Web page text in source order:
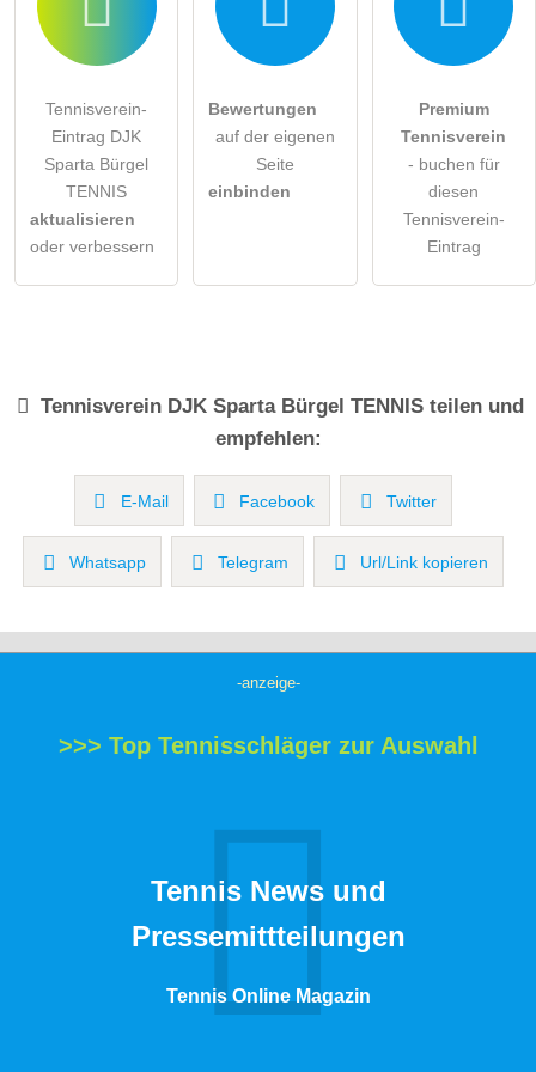
Tennisverein-
Eintrag DJK
Sparta Bürgel
TENNIS
aktualisieren
oder verbessern
Bewertungen
auf der eigenen
Seite
einbinden
Premium
Tennisverein
- buchen für
diesen
Tennisverein-
Eintrag
Tennisverein DJK Sparta Bürgel TENNISteilen und
empfehlen:
E-Mail Facebook Twitter
Whatsapp Telegram Url/Link kopieren
-anzeige-
>>> Top Tennisschläger zur Auswahl
Tennis News und
Pressemittteilungen
Tennis Online Magazin